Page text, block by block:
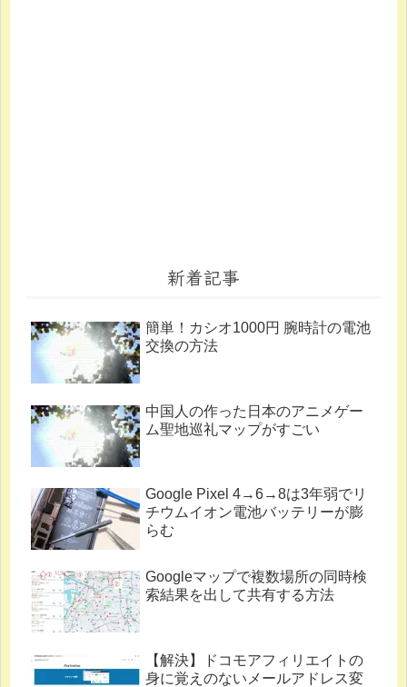
新着記事
簡単！カシオ1000円 腕時計の電池
交換の方法
中国人の作った日本のアニメゲー
ム聖地巡礼マップがすごい
Google Pixel 4→6→8は3年弱でリ
チウムイオン電池バッテリーが膨
らむ
Googleマップで複数場所の同時検
索結果を出して共有する方法
【解決】ドコモアフィリエイトの
身に覚えのないメールアドレス変